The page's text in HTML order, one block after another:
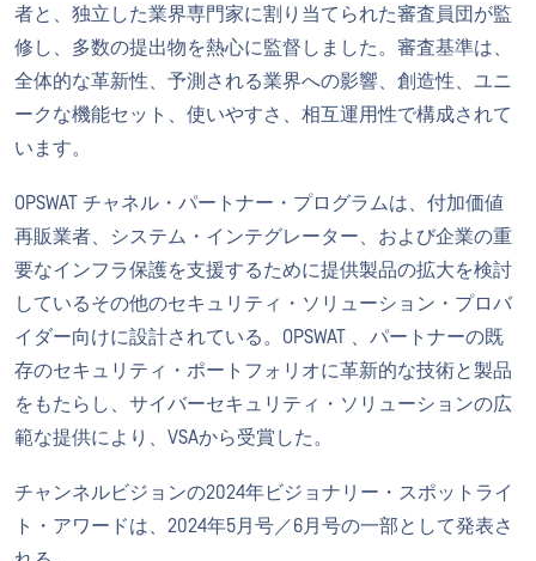
者と、独立した業界専門家に割り当てられた審査員団が監
修し、多数の提出物を熱心に監督しました。審査基準は、
全体的な革新性、予測される業界への影響、創造性、ユニ
ークな機能セット、使いやすさ、相互運用性で構成されて
います。
OPSWAT チャネル・パートナー・プログラムは、付加価値
再販業者、システム・インテグレーター、および企業の重
要なインフラ保護を支援するために提供製品の拡大を検討
しているその他のセキュリティ・ソリューション・プロバ
イダー向けに設計されている。OPSWAT 、パートナーの既
存のセキュリティ・ポートフォリオに革新的な技術と製品
をもたらし、サイバーセキュリティ・ソリューションの広
範な提供により、VSAから受賞した。
チャンネルビジョンの2024年ビジョナリー・スポットライ
ト・アワードは、2024年5月号／6月号の一部として発表さ